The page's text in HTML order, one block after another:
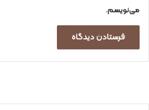
می‌نویسم.